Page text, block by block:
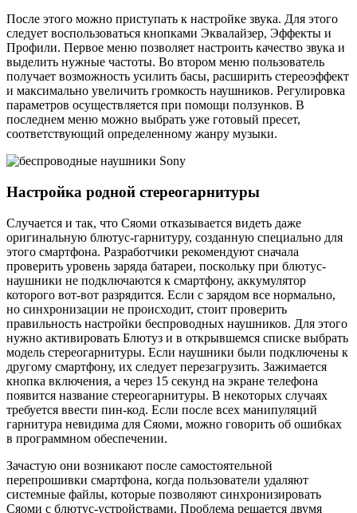
После этого можно приступать к настройке звука. Для этого
следует воспользоваться кнопками Эквалайзер, Эффекты и
Профили. Первое меню позволяет настроить качество звука и
выделить нужные частоты. Во втором меню пользователь
получает возможность усилить басы, расширить стереоэффект
и максимально увеличить громкость наушников. Регулировка
параметров осуществляется при помощи ползунков. В
последнем меню можно выбрать уже готовый пресет,
соответствующий определенному жанру музыки.
Настройка родной стереогарнитуры
Случается и так, что Сяоми отказывается видеть даже
оригинальную блютус-гарнитуру, созданную специально для
этого смартфона. Разработчики рекомендуют сначала
проверить уровень заряда батареи, поскольку при блютус-
наушники не подключаются к смартфону, аккумулятор
которого вот-вот разрядится. Если с зарядом все нормально,
но синхронизации не происходит, стоит проверить
правильность настройки беспроводных наушников. Для этого
нужно активировать Блютуз и в открывшемся списке выбрать
модель стереогарнитуры. Если наушники были подключены к
другому смартфону, их следует перезагрузить. Зажимается
кнопка включения, а через 15 секунд на экране телефона
появится название стереогарнитуры. В некоторых случаях
требуется ввести пин-код. Если после всех манипуляций
гарнитура невидима для Сяоми, можно говорить об ошибках
в программном обеспечении.
Зачастую они возникают после самостоятельной
перепрошивки смартфона, когда пользователи удаляют
системные файлы, которые позволяют синхронизировать
Сяоми с блютус-устройствами. Проблема решается двумя